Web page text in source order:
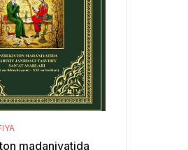
madaniyatida